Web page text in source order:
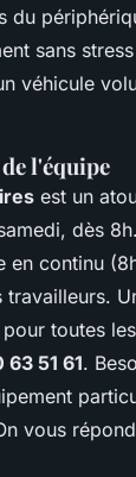
du
sans
véhicule
l'équipe
est un
dès
en continu
toutes
51 61.
vous